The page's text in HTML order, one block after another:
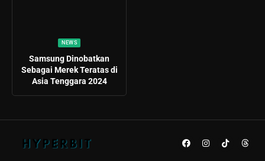
NEWS
Samsung Dinobatkan
Sebagai Merek Teratas di
Asia Tenggara 2024